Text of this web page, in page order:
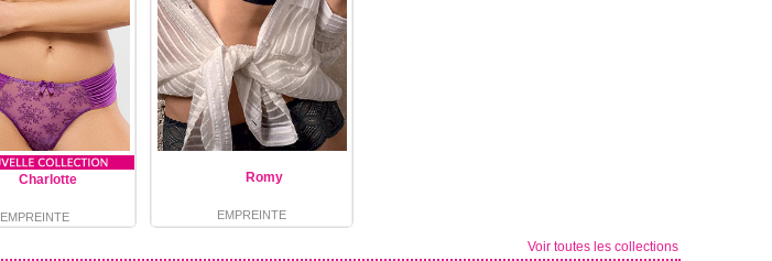
Charlotte
EMPREINTE
Romy
EMPREINTE
Voir toutes les collections